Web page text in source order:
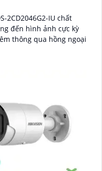
2CD2046G2-IU chất
đến hình ảnh cực kỳ